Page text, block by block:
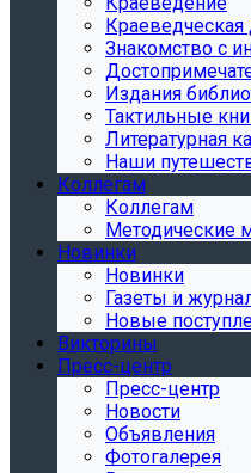
Краеведческая
Знакомство с
Издания
Тактильные
Литературная
Наши
Коллегам
Коллегам
Методические
Новинки
Новинки
Газеты и
Новые
Викторины
Пресс-центр
Пресс-центр
Новости
Объявления
Фотогалерея